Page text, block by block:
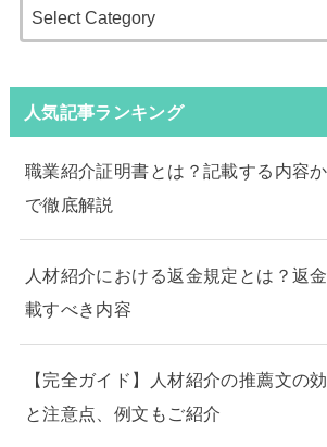
人気記事ランキング
職業紹介証明書とは？記載する内容
で徹底解説
人材紹介における返金規定とは？返
載すべき内容
【完全ガイド】人材紹介の推薦文の
と注意点、例文もご紹介